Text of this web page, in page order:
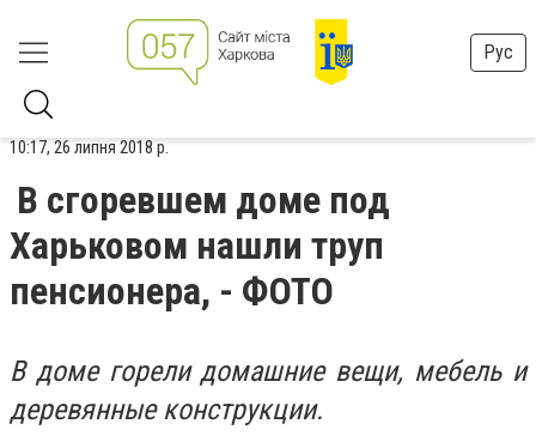
Рус
10:17, 26 липня 2018 р.
В сгоревшем доме под
Харьковом нашли труп
пенсионера, - ФОТО
В доме горели домашние вещи, мебель и
деревянные конструкции.